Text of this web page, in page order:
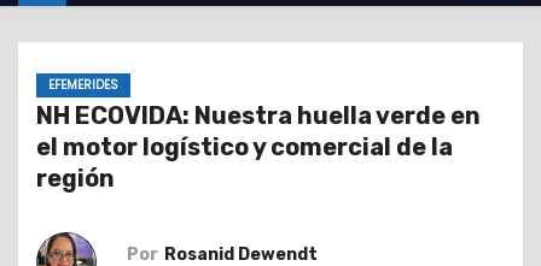
o
EFEMERIDES
NH ECOVIDA: Nuestra huella verde en
el motor logístico y comercial de la
región
Por Rosanid Dewendt